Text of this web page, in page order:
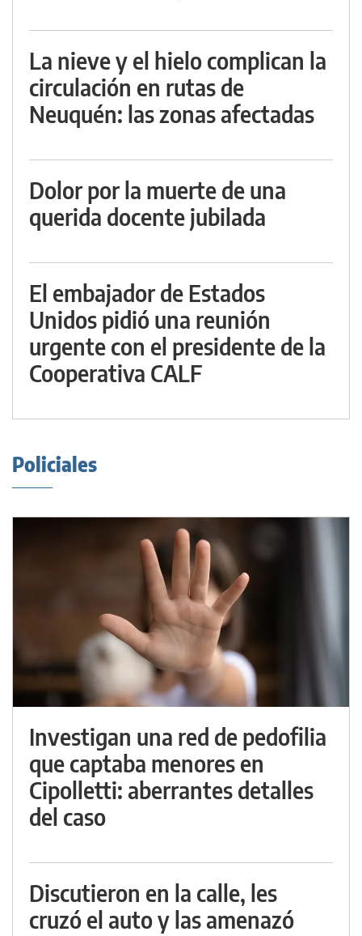
La nieve y el hielo complican la
circulación en rutas de
Neuquén: las zonas afectadas
Dolor por la muerte de una
querida docente jubilada
El embajador de Estados
Unidos pidió una reunión
urgente con el presidente de la
Cooperativa CALF
Policiales
Investigan una red de pedofilia
que captaba menores en
Cipolletti: aberrantes detalles
del caso
Discutieron en la calle, les
cruzó el auto y las amenazó